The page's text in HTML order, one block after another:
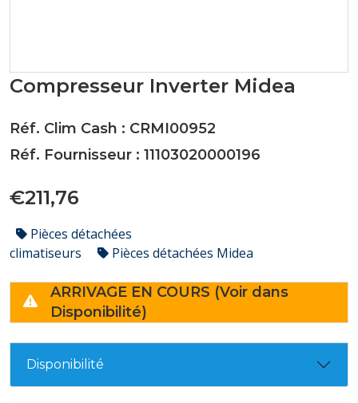
Compresseur Inverter Midea
Réf. Clim Cash : CRMI00952
Réf. Fournisseur : 11103020000196
€211,76
Pièces détachées
climatiseurs
Pièces détachées Midea
ARRIVAGE EN COURS (Voir dans
Disponibilité)
Disponibilité